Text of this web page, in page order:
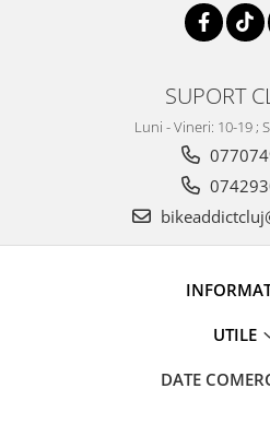
SUPORT
Luni - Vineri: 10-19 ;
UTILE
DATE